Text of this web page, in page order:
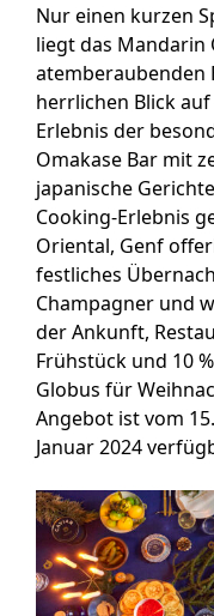
Nur einen kurzen
liegt das Mandarin
atemberaubenden
herrlichen Blick
Erlebnis der
Omakase Bar mit
japanische
Cooking-Erlebnis
Oriental, Genf
festliches
Champagner und
der Ankunft,
Frühstück und 10
Globus für
Angebot ist vom
Januar 2024